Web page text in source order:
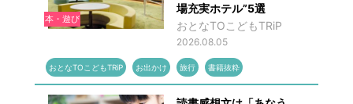
本・遊び
場充実ホテル”5選
おとなTOこどもTRiP
2026.08.05
おとなTOこどもTRiP お出かけ 旅行 書籍抜粋